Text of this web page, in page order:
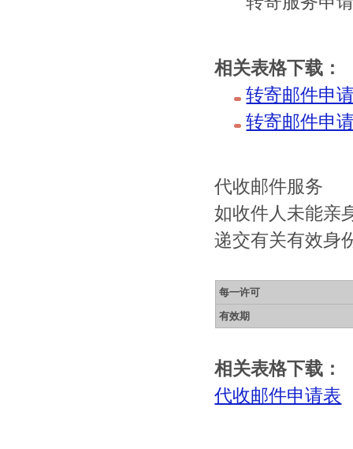
相关表格下载：
转寄邮件申
转寄邮件申
代收邮件服务
如收件人未能亲
递交有关有效身
每一许可
有效期
相关表格下载：
代收邮件申请表